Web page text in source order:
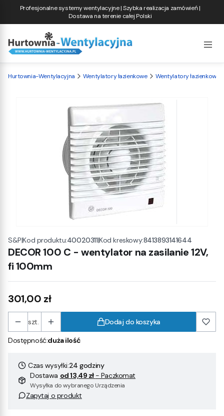
Profesjonalne systemy wentylacyjne | Szybka realizacja zamówień |
Dostawa na terenie całej Polski
Hurtownia-Wentylacyjna Wentylatory łazienkowe Wentylatory łazienkowe
S&P|Kod produktu:40020311|Kod kreskowy:8413893141644
DECOR 100 C - wentylator na zasilanie 12V,
fi 100mm
Cena
301,00 zł
szt. Dodaj do koszyka
Dostępność:duża ilość
Czas wysyłki:24 godziny
Dostawa od 13,49 zł - Paczkomat
Wysyłka do wybranego Urządzenia
Zapytaj o produkt